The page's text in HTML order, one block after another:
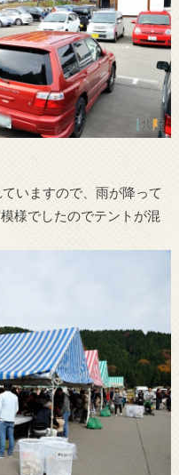
いますので、雨が降って
様でしたのでテントが混